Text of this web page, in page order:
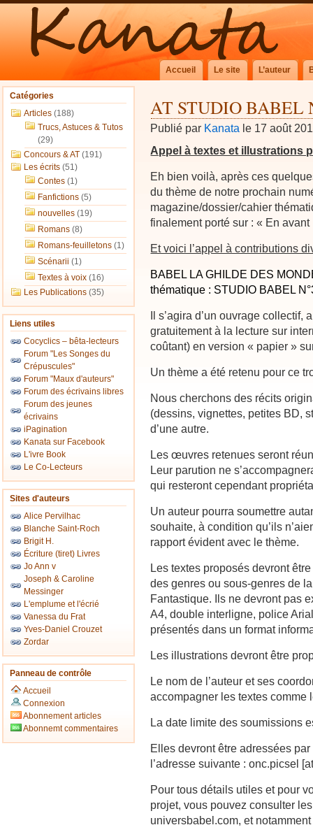
Accueil Le site L’auteur
Catégories
Articles (188)
Trucs, Astuces & Tutos
(29)
Concours & AT (191)
Les écrits (51)
Contes (1)
Fanfictions (5)
nouvelles (19)
Romans (8)
Romans-feuilletons (1)
Scénarii (1)
Textes à voix (16)
Les Publications (35)
Liens utiles
Cocyclics – bêta-lecteurs
Forum "Les Songes du
Crépuscules"
Forum "Maux d'auteurs"
Forum des écrivains libres
Forum des jeunes
écrivains
iPagination
Kanata sur Facebook
L'ivre Book
Le Co-Lecteurs
Sites d'auteurs
Alice Pervilhac
Blanche Saint-Roch
Brigit H.
Écriture (tiret) Livres
Jo Ann v
Joseph & Caroline
Messinger
L'emplume et l'écrié
Vanessa du Frat
Yves-Daniel Crouzet
Zordar
Panneau de contrôle
Accueil
Connexion
Abonnement articles
Abonnemt commentaires
AT STUDIO BABEL
Publié par Kanata le 17 août
Appel à textes et illustrations
Eh bien voilà, après ces
du thème de notre prochain
magazine/dossier/cahier
finalement porté sur : « En avant
Et voici l’appel à contributions
BABEL LA GHILDE DES
thématique : STUDIO BABEL
Il s’agira d’un ouvrage collectif,
gratuitement à la lecture sur
coûtant) en version « papier »
Un thème a été retenu pour ce
Nous cherchons des récits
(dessins, vignettes, petites BD,
d’une autre.
Les œuvres retenues seront
Leur parution ne
qui resteront cependant
Un auteur pourra soumettre
souhaite, à condition qu’ils
rapport évident avec le thème.
Les textes proposés devront
des genres ou sous-genres de
Fantastique. Ils ne devront pas
A4, double interligne, police
présentés dans un format
Les illustrations devront être
Le nom de l’auteur et ses
accompagner les textes comme
La date limite des soumissions
Elles devront être adressées
l’adresse suivante : onc.picsel
Pour tous détails utiles et pour
projet, vous pouvez consulter
universbabel.com, et notamment